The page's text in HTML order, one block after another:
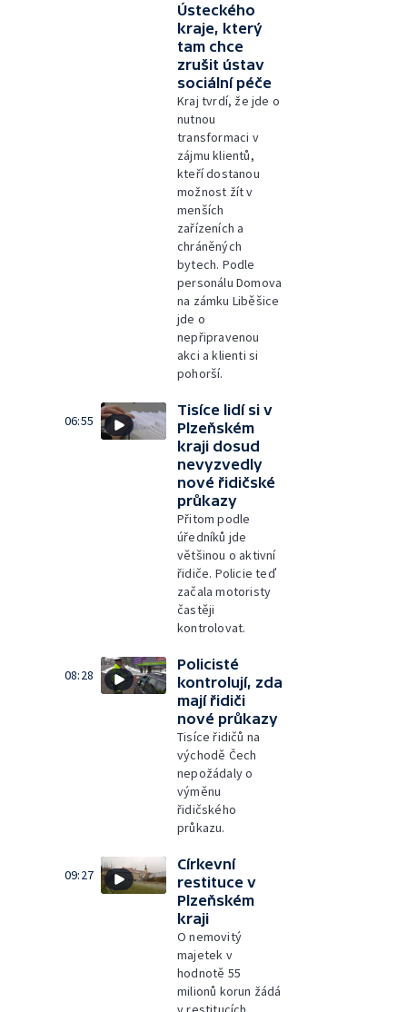
Ústeckého
kraje, který
tam chce
zrušit ústav
sociální péče
Kraj tvrdí, že jde o
nutnou
transformaci v
zájmu klientů,
kteří dostanou
možnost žít v
menších
zařízeních a
chráněných
bytech. Podle
personálu Domova
na zámku Liběšice
jde o
nepřipravenou
akci a klienti si
pohorší.
06:55
Tisíce lidí si v
Plzeňském
kraji dosud
nevyzvedly
nové řidičské
průkazy
Přitom podle
úředníků jde
většinou o aktivní
řidiče. Policie teď
začala motoristy
častěji
kontrolovat.
08:28
Policisté
kontrolují, zda
mají řidiči
nové průkazy
Tisíce řidičů na
východě Čech
nepožádaly o
výměnu
řidičského
průkazu.
09:27
Církevní
restituce v
Plzeňském
kraji
O nemovitý
majetek v
hodnotě 55
milionů korun žádá